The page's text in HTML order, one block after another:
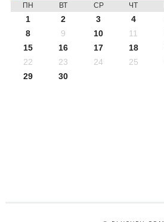
ПН ВТ СР ЧТ
1 2 3 4
8
9 10 11
15
16 17 18
22
23 24 25
29
30